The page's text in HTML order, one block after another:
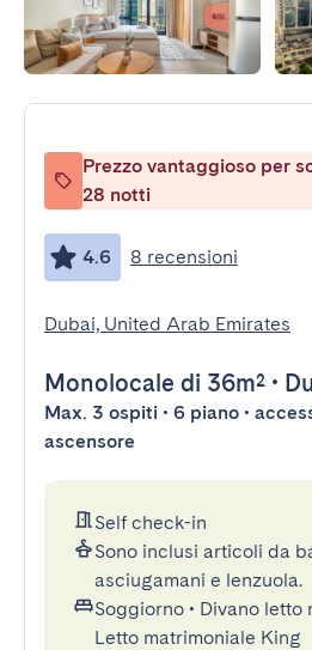
Prezzo vantaggioso per
28 notti
4.6 8 recensioni
Dubai, United Arab Emirates
Monolocale di 36m² •
Max. 3 ospiti • 6 piano •
ascensore
Self check-in
Sono inclusi articoli da
asciugamani e lenzuola.
Soggiorno • Divano letto
Letto matrimoniale King